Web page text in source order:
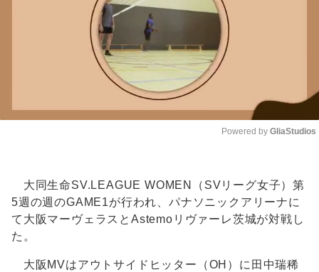
Powered by GliaStudios
大同生命SV.LEAGUE WOMEN（SVリーグ女子）第
5週の週のGAME1が行われ、パナソニックアリーナに
て大阪マーヴェラスとAstemoリヴァーレ茨城が対戦し
た。
大阪MVはアウトサイドヒッター（OH）に田中瑞稀